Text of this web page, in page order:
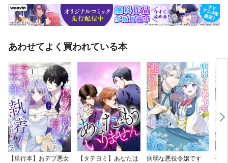
あわせてよく買われている本
【単行本】おデブ悪女
【タテヨミ】あなたは
病弱な悪役令嬢です
公